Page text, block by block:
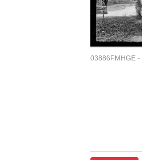
03886FMHGE -